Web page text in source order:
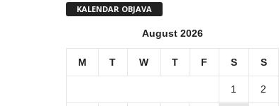
KALENDAR OBJAVA
August 2026
M T W T F S S
1 2